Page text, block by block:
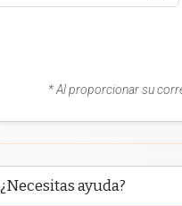
* Al proporcionar su
¿Necesitas ayuda?